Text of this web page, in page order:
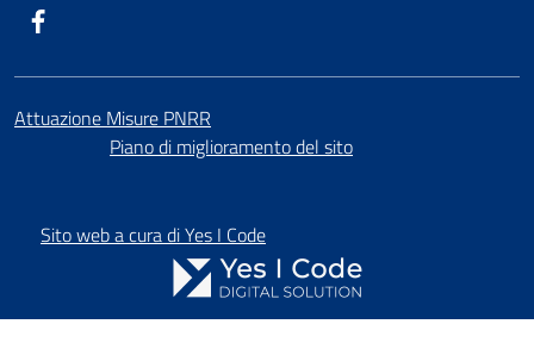
Attuazione Misure PNRR
Piano di miglioramento del sito
Sito web a cura di Yes I Code